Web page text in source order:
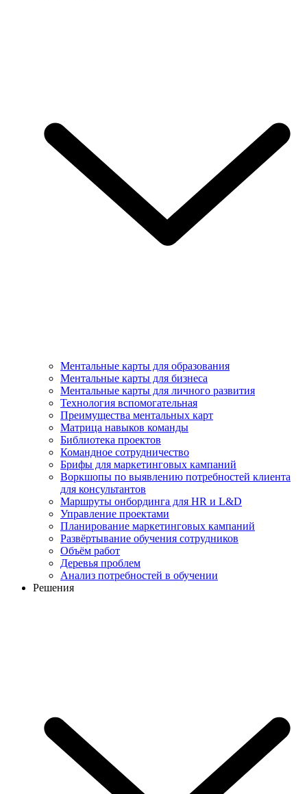
Ментальные карты для образования
Ментальные карты для бизнеса
Ментальные карты для личного развития
Технология вспомогательная
Преимущества ментальных карт
Матрица навыков команды
Библиотека проектов
Командное сотрудничество
Брифы для маркетинговых кампаний
Воркшопы по выявлению потребностей клиента
для консультантов
Маршруты онбординга для HR и L&D
Управление проектами
Планирование маркетинговых кампаний
Развёртывание обучения сотрудников
Объём работ
Деревья проблем
Анализ потребностей в обучении
Решения